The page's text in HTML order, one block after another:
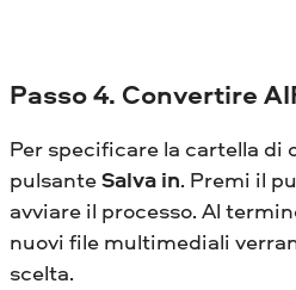
Passo 4. Convertire
Per specificare la cartella di
pulsanteSalva in. Premi il
avviare il processo. Al
nuovi file multimediali
scelta.